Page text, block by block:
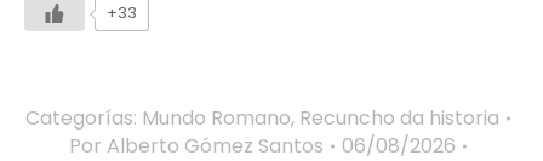
+33
Categorías: Mundo Romano, Recuncho da historia
Por Alberto Gómez Santos
06/08/2026